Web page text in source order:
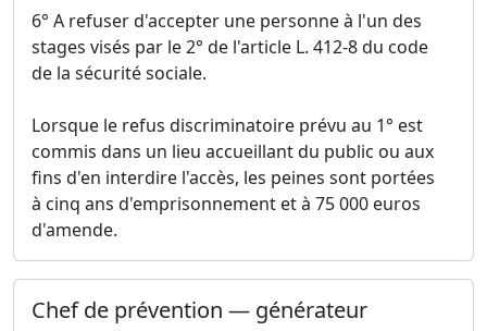
6° A refuser d'accepter une personne à l'un des
stages visés par le 2° de l'article L. 412-8 du code
de la sécurité sociale.
Lorsque le refus discriminatoire prévu au 1° est
commis dans un lieu accueillant du public ou aux
fins d'en interdire l'accès, les peines sont portées
à cinq ans d'emprisonnement et à 75 000 euros
d'amende.
Chef de prévention — générateur